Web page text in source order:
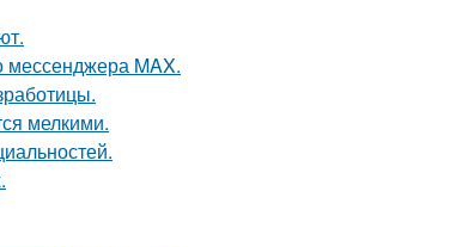
мессенджера MAX.
мелкими.